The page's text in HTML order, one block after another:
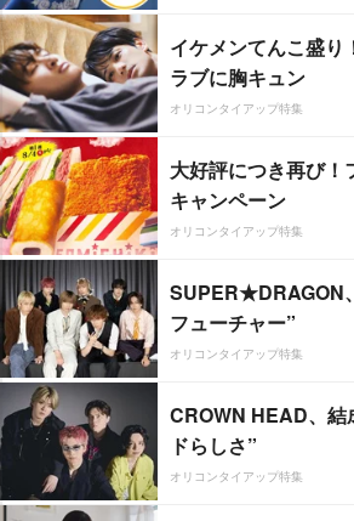
イケメンてんこ盛り
ラブに胸キュン
オリコンタイアップ特集
大好評につき再び！
キャンペーン
オリコンタイアップ特集
SUPER★DRAGON
フューチャー”
オリコンタイアップ特集
CROWN HEAD、結
ドらしさ”
オリコンタイアップ特集